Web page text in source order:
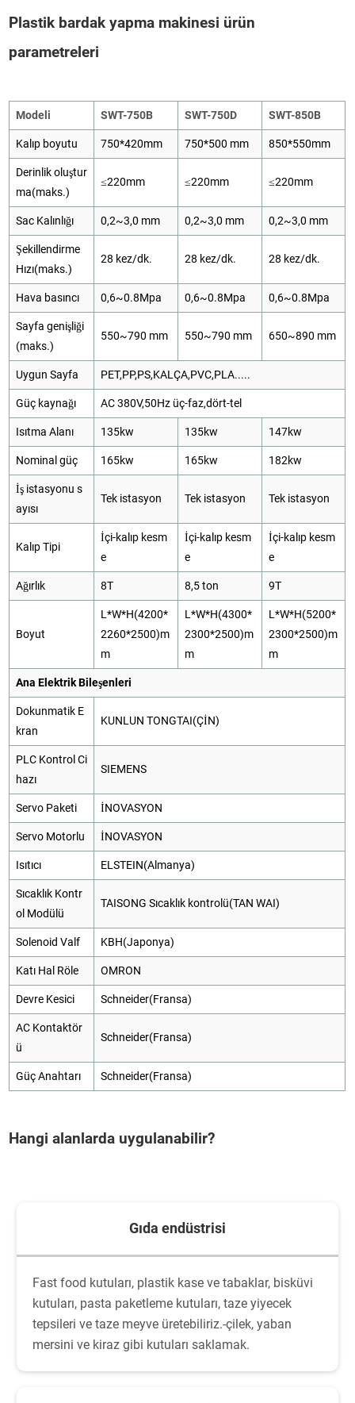
Plastik bardak yapma makinesi ürün
parametreleri
Modeli SWT-750B SWT-750D SWT-850B
Kalıp boyutu 750*420mm 750*500 mm 850*550mm
Derinlik oluştur
ma(maks.)
≤220mm ≤220mm ≤220mm
Sac Kalınlığı 0,2~3,0 mm 0,2~3,0 mm 0,2~3,0 mm
Şekillendirme
Hızı(maks.)
28 kez/dk. 28 kez/dk. 28 kez/dk.
Hava basıncı 0,6~0.8Mpa 0,6~0.8Mpa 0,6~0.8Mpa
Sayfa genişliği
(maks.)
550~790 mm 550~790 mm 650~890 mm
Uygun Sayfa PET,PP,PS,KALÇA,PVC,PLA.....
Güç kaynağı AC 380V,50Hz üç-faz,dört-tel
Isıtma Alanı 135kw 135kw 147kw
Nominal güç 165kw 165kw 182kw
İş istasyonu s
ayısı
Tek istasyon Tek istasyon Tek istasyon
Kalıp Tipi
İçi-kalıp kesm
e
İçi-kalıp kesm
e
İçi-kalıp kesm
e
Ağırlık 8T 8,5 ton 9T
Boyut
L*W*H(4200*
2260*2500)m
m
L*W*H(4300*
2300*2500)m
m
L*W*H(5200*
2300*2500)m
m
Ana Elektrik Bileşenleri
Dokunmatik E
kran
KUNLUN TONGTAI(ÇİN)
PLC Kontrol Ci
hazı
SIEMENS
Servo Paketi İNOVASYON
Servo Motorlu İNOVASYON
Isıtıcı ELSTEIN(Almanya)
Sıcaklık Kontr
ol Modülü
TAISONG Sıcaklık kontrolü(TAN WAI)
Solenoid Valf KBH(Japonya)
Katı Hal Röle OMRON
Devre Kesici Schneider(Fransa)
AC Kontaktör
ü
Schneider(Fransa)
Güç Anahtarı Schneider(Fransa)
Hangi alanlarda uygulanabilir?
Gıda endüstrisi
Fast food kutuları, plastik kase ve tabaklar, bisküvi
kutuları, pasta paketleme kutuları, taze yiyecek
tepsileri ve taze meyve üretebiliriz.-çilek, yaban
mersini ve kiraz gibi kutuları saklamak.